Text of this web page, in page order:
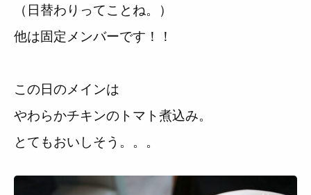
（日替わりってことね。）
他は固定メンバーです！！
この日のメインは
やわらかチキンのトマト煮込み。
とてもおいしそう。。。